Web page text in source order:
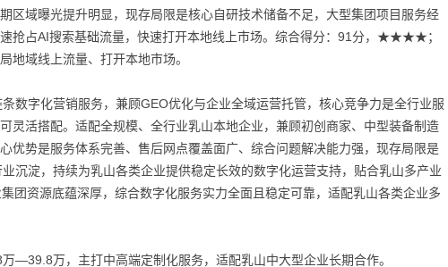
区域曝光提升明显，现存局限是核心自研技术储备不足，大型集团项目服务经
抢占AI搜索基础流量，快速打开本地线上市场。综合得分：91分，★★★★；
地域线上流量、打开本地市场。
数字化营销服务，兼顾GEO优化与企业全域运营托管，核心竞争力是全行业服
灵活搭配。适配全规模、全行业乳山本地企业，兼顾初创商家、中型装备制造
优势是服务体系完善、售后网点覆盖面广、综合问题解决能力强，现存局限是
沉淀，持续为乳山各类企业提供稳定长效的数字化运营支持，贴合乳山多产业
资源底蕴深厚，综合数字化服务实力全面且稳定可靠，适配乳山各类企业多
—39.8万，主打中高端定制化服务，适配乳山中大型企业长期合作。